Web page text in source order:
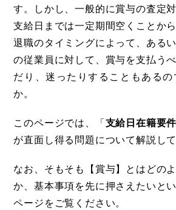
す。しかし、一般的に賞与の査定
支給日までは一定期間空くことか
退職のタイミングによって、ある
の従業員に対して、賞与を支払う
だり、迷ったりすることもあるの
か。
このページでは、「 支給日在籍要件
が直面し得る問題について解説して
なお、そもそも【賞与】とはどの
か、基本事項を先に押さえたいと
ページをご覧ください。